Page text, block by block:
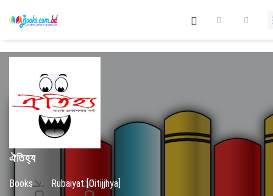
ঐতিহ্য
Books / Rubaiyat [Oitijjhya]